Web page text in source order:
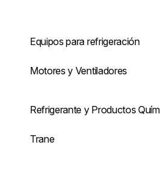
Equipos para refrigeración
Motores y Ventiladores
Refrigerante y Productos
Trane